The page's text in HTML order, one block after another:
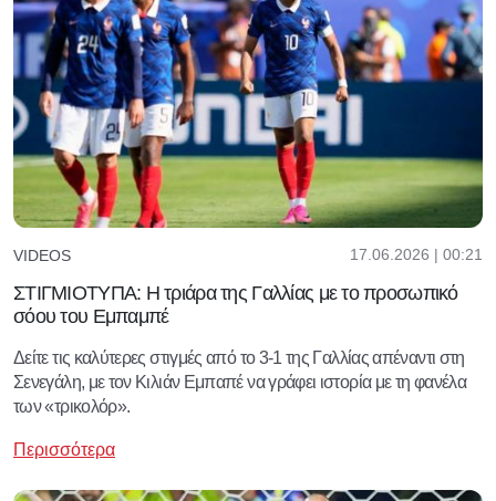
VIDEOS 17.06.2026 | 00:21
ΣΤΙΓΜΙΟΤΥΠΑ: Η τριάρα της Γαλλίας με το προσωπικό
σόου του Εμπαμπέ
Δείτε τις καλύτερες στιγμές από το 3-1 της Γαλλίας απέναντι στη
Σενεγάλη, με τον Κιλιάν Εμπαπέ να γράφει ιστορία με τη φανέλα
των «τρικολόρ».
Περισσότερα